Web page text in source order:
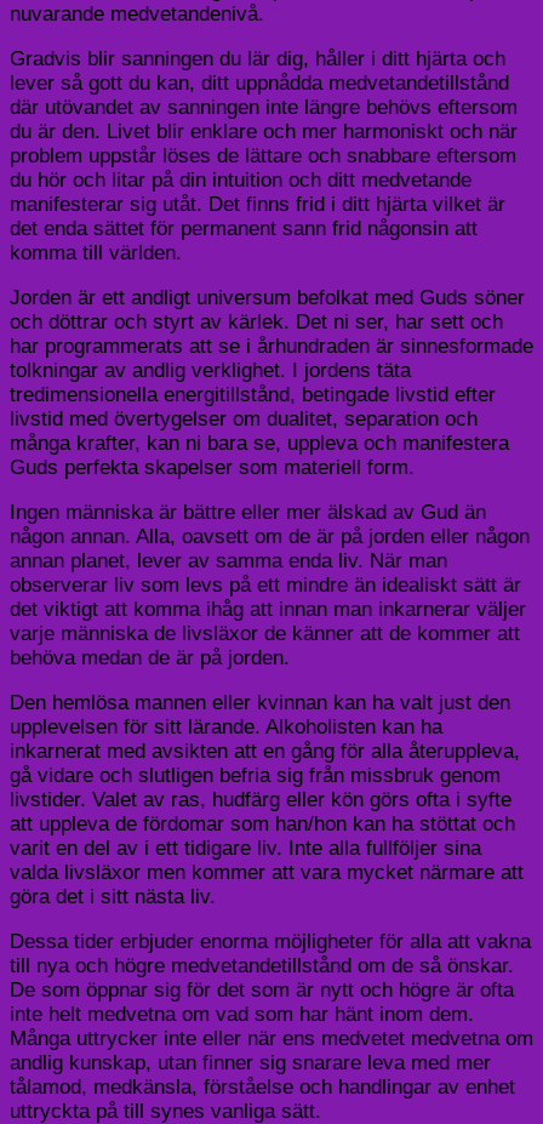
nuvarande medvetandenivå.
Gradvis blir sanningen du lär dig, håller i ditt hjärta och
lever så gott du kan, ditt uppnådda medvetandetillstånd
där utövandet av sanningen inte längre behövs eftersom
du är den. Livet blir enklare och mer harmoniskt och när
problem uppstår löses de lättare och snabbare eftersom
du hör och litar på din intuition och ditt medvetande
manifesterar sig utåt. Det finns frid i ditt hjärta vilket är
det enda sättet för permanent sann frid någonsin att
komma till världen.
Jorden är ett andligt universum befolkat med Guds söner
och döttrar och styrt av kärlek. Det ni ser, har sett och
har programmerats att se i århundraden är sinnesformade
tolkningar av andlig verklighet. I jordens täta
tredimensionella energitillstånd, betingade livstid efter
livstid med övertygelser om dualitet, separation och
många krafter, kan ni bara se, uppleva och manifestera
Guds perfekta skapelser som materiell form.
Ingen människa är bättre eller mer älskad av Gud än
någon annan. Alla, oavsett om de är på jorden eller någon
annan planet, lever av samma enda liv. När man
observerar liv som levs på ett mindre än idealiskt sätt är
det viktigt att komma ihåg att innan man inkarnerar väljer
varje människa de livsläxor de känner att de kommer att
behöva medan de är på jorden.
Den hemlösa mannen eller kvinnan kan ha valt just den
upplevelsen för sitt lärande. Alkoholisten kan ha
inkarnerat med avsikten att en gång för alla återuppleva,
gå vidare och slutligen befria sig från missbruk genom
livstider. Valet av ras, hudfärg eller kön görs ofta i syfte
att uppleva de fördomar som han/hon kan ha stöttat och
varit en del av i ett tidigare liv. Inte alla fullföljer sina
valda livsläxor men kommer att vara mycket närmare att
göra det i sitt nästa liv.
Dessa tider erbjuder enorma möjligheter för alla att vakna
till nya och högre medvetandetillstånd om de så önskar.
De som öppnar sig för det som är nytt och högre är ofta
inte helt medvetna om vad som har hänt inom dem.
Många uttrycker inte eller när ens medvetet medvetna om
andlig kunskap, utan finner sig snarare leva med mer
tålamod, medkänsla, förståelse och handlingar av enhet
uttryckta på till synes vanliga sätt.